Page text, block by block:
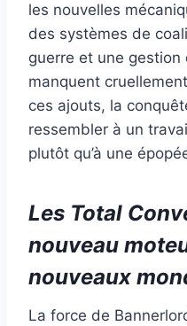
les nouvelles
des systèmes de
guerre et une
manquent
ces ajouts, la
ressembler à un
plutôt qu’à une
Les Total
nouveau
nouveaux
La force de